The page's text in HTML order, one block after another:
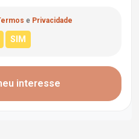
e Privacidade
interesse